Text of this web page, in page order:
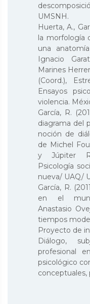
UMSNH.
Huerta, A.,
la morfología
una
Ignacio
Marines
(Coord.),
Ensayos
violencia.
García, R.
diagrama del
noción de
de Michel
y Júpiter
Psicología
nueva/ UAQ/
García, R.
en el
Anastasio
tiempos
Proyecto de
Diálogo,
profesional
psicológico
conceptuales,